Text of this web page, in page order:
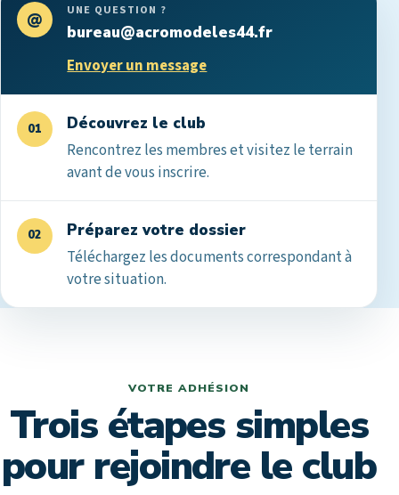
@ UNE QUESTION ?
bureau@acromodeles44.fr
Envoyer un message
01 Découvrez le club
Rencontrez les membres et visitez le terrain
avant de vous inscrire.
02 Préparez votre dossier
Téléchargez les documents correspondant à
votre situation.
VOTRE ADHÉSION
Trois étapes simples
pour rejoindre le club